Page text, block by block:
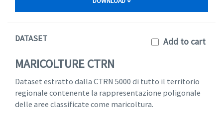
DATASET Add to cart
MARICOLTURE CTRN
Dataset estratto dalla CTRN 5000 di tutto il territorio
regionale contenente la rappresentazione poligonale
delle aree classificate come maricoltura.